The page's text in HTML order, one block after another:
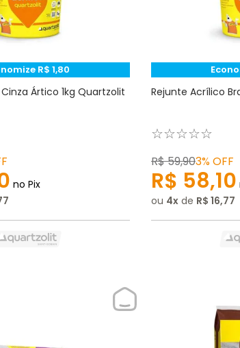
R$ 1,80
Ártico 1kg Quartzolit
no Pix
Rejunte Acrílico
☆☆☆☆☆
R$59,903%OFF
R$ 58,10
ou 4 de R$ 16,77